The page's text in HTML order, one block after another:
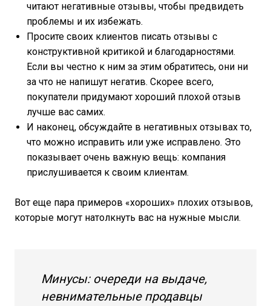
читают негативные отзывы, чтобы предвидеть
проблемы и их избежать.
Просите своих клиентов писать отзывы с
конструктивной критикой и благодарностями.
Если вы честно к ним за этим обратитесь, они ни
за что не напишут негатив. Скорее всего,
покупатели придумают хороший плохой отзыв
лучше вас самих.
И наконец, обсуждайте в негативных отзывах то,
что можно исправить или уже исправлено. Это
показывает очень важную вещь: компания
прислушивается к своим клиентам.
Вот еще пара примеров «хороших» плохих отзывов,
которые могут натолкнуть вас на нужные мысли.
Минусы: очереди на выдаче,
невнимательные продавцы